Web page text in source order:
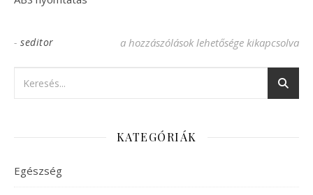
- seditor ABS nyomtatas bejegyzéshez
a hozzászólások lehetősége kikapcsolva
KATEGÓRIÁK
Egészség